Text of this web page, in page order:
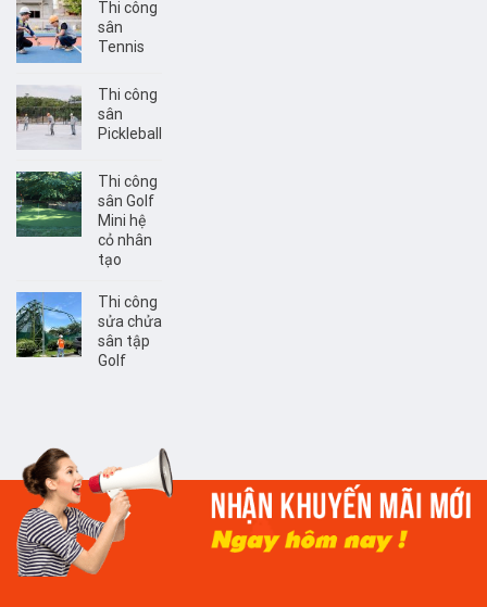
Thi công
sân
Tennis
Thi công
sân
Pickleball
Thi công
sân Golf
Mini hệ
cỏ nhân
tạo
Thi công
sửa chửa
sân tập
Golf